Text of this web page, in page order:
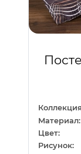
Материал:
Цвет:
Рисунок: